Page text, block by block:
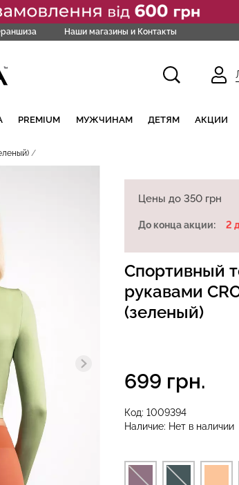
Наши магазины и Контакты
PREMIUM МУЖЧИНАМ ДЕТЯМ АКЦИИ
Цены до 350 грн
До конца акции: 2
Спортивный
рукавами
(зеленый)
Код: 1009394
Наличие: Нет в наличии
699 грн.
Бесшовная бразилиана с
легкой коррекцией
BRASILIAN SHAPEWEAR
black (черный) Giulia
258 грн.
179 грн.